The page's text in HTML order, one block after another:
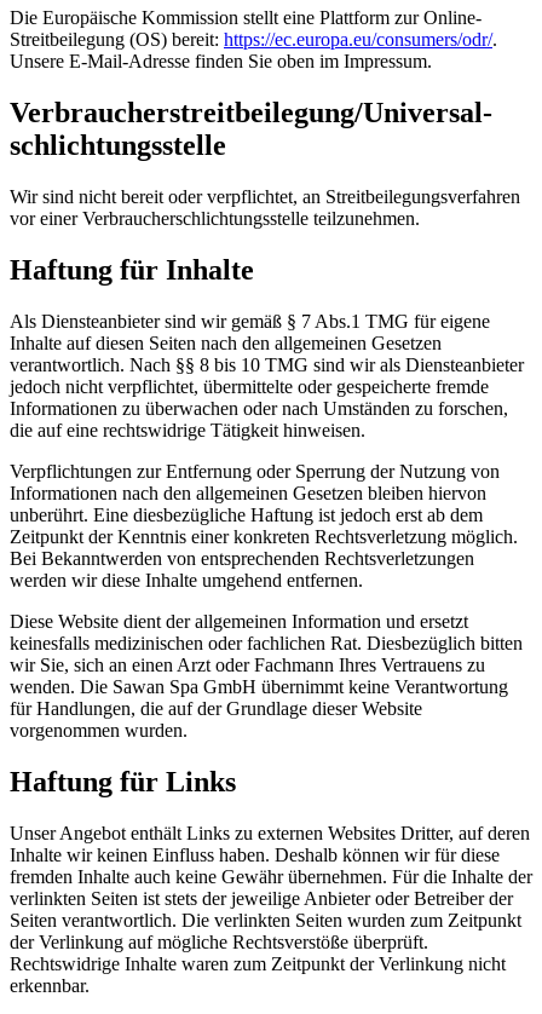
Die Europäische Kommission stellt eine Plattform zur Online-
Streitbeilegung (OS) bereit: https://ec.europa.eu/consumers/odr/.
Unsere E-Mail-Adresse finden Sie oben im Impressum.
Verbraucher­streit­beilegung/Universal­
schlichtungs­stelle
Wir sind nicht bereit oder verpflichtet, an Streitbeilegungsverfahren
vor einer Verbraucherschlichtungsstelle teilzunehmen.
Haftung für Inhalte
Als Diensteanbieter sind wir gemäß § 7 Abs.1 TMG für eigene
Inhalte auf diesen Seiten nach den allgemeinen Gesetzen
verantwortlich. Nach §§ 8 bis 10 TMG sind wir als Diensteanbieter
jedoch nicht verpflichtet, übermittelte oder gespeicherte fremde
Informationen zu überwachen oder nach Umständen zu forschen,
die auf eine rechtswidrige Tätigkeit hinweisen.
Verpflichtungen zur Entfernung oder Sperrung der Nutzung von
Informationen nach den allgemeinen Gesetzen bleiben hiervon
unberührt. Eine diesbezügliche Haftung ist jedoch erst ab dem
Zeitpunkt der Kenntnis einer konkreten Rechtsverletzung möglich.
Bei Bekanntwerden von entsprechenden Rechtsverletzungen
werden wir diese Inhalte umgehend entfernen.
Diese Website dient der allgemeinen Information und ersetzt
keinesfalls medizinischen oder fachlichen Rat. Diesbezüglich bitten
wir Sie, sich an einen Arzt oder Fachmann Ihres Vertrauens zu
wenden. Die Sawan Spa GmbH übernimmt keine Verantwortung
für Handlungen, die auf der Grundlage dieser Website
vorgenommen wurden.
Haftung für Links
Unser Angebot enthält Links zu externen Websites Dritter, auf deren
Inhalte wir keinen Einfluss haben. Deshalb können wir für diese
fremden Inhalte auch keine Gewähr übernehmen. Für die Inhalte der
verlinkten Seiten ist stets der jeweilige Anbieter oder Betreiber der
Seiten verantwortlich. Die verlinkten Seiten wurden zum Zeitpunkt
der Verlinkung auf mögliche Rechtsverstöße überprüft.
Rechtswidrige Inhalte waren zum Zeitpunkt der Verlinkung nicht
erkennbar.